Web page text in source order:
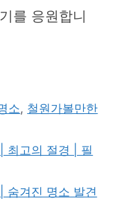
를 응원합니
소, 철원가볼만한
최고의 절경 | 필
숨겨진 명소 발견